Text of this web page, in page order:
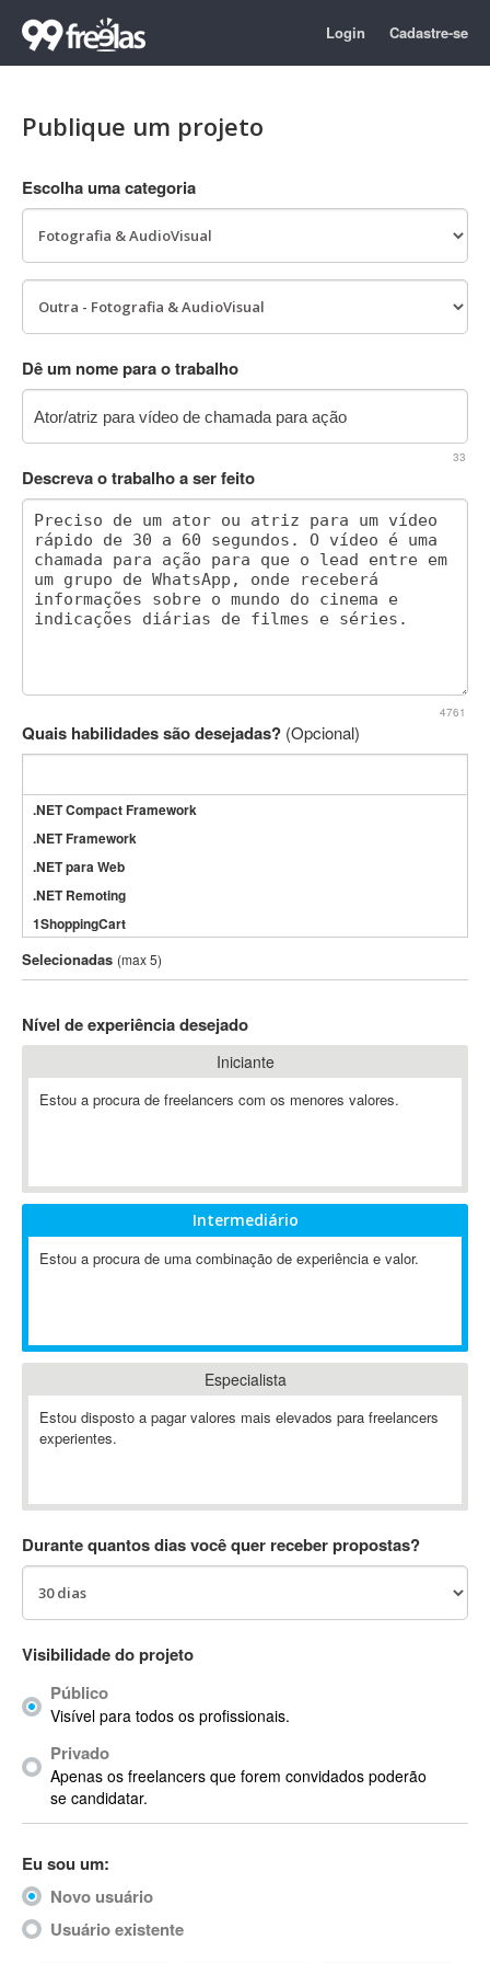
Login Cadastre-se
Publique um projeto
Escolha uma categoria
Dê um nome para o trabalho
33
Descreva o trabalho a ser feito
4761
Quais habilidades são desejadas? (Opcional)
.NET Compact Framework
.NET Framework
.NET para Web
.NET Remoting
1ShoppingCart
3DS Max
3GSM
802.11
A-GPS
ABAP
Abaqus
ABBYY FineReader
Ableton
Ableton Push
Abstract
AC3
ACID Pro
ACPI
Acrobat
Acrobat X
Acronis
ACT
Actimize
ActionScript
ActionScript 3
Selecionadas (max 5)
Nível de experiência desejado
Iniciante
Estou a procura de freelancers com os menores valores.
Intermediário
Estou a procura de uma combinação de experiência e valor.
Especialista
Estou disposto a pagar valores mais elevados para freelancers
experientes.
Durante quantos dias você quer receber propostas?
Visibilidade do projeto
Público
Visível para todos os profissionais.
Privado
Apenas os freelancers que forem convidados poderão
se candidatar.
Eu sou um:
Novo usuário
Usuário existente